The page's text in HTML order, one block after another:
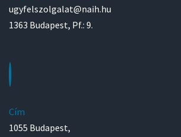
ugyfelszolgalat@naih.hu
1363 Budapest, Pf.: 9.
Cím
1055 Budapest,